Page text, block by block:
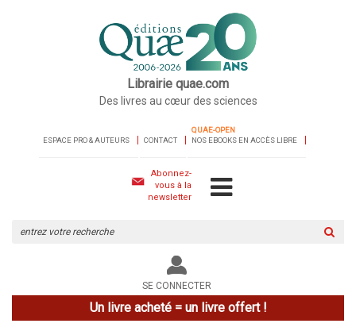
Librairie quae.com
Des livres au cœur des sciences
ESPACE PRO & AUTEURS CONTACT
QUAE-OPEN
NOS EBOOKS EN ACCÈS LIBRE
Abonnez-
vous à la
newsletter
le
site
SE CONNECTER
Un livre acheté = un livre offert !